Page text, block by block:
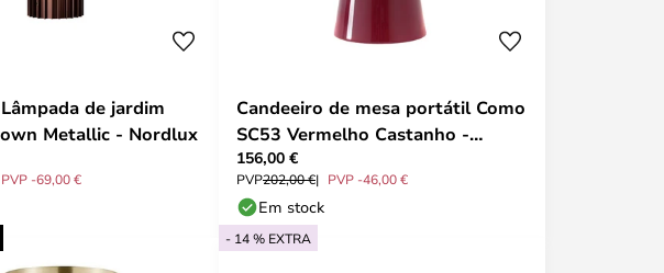
de jardim
Metallic - Nordlux
PVP -69,00 €
Candeeiro de mesa portátil Como
SC53 Vermelho Castanho -
&Tradition
156,00 €
PVP202,00 € PVP -46,00 €
Em stock
- 14 % EXTRA